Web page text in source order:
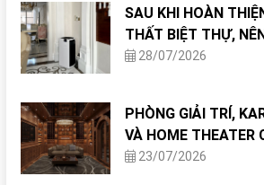
SAU KHI HOÀN
THẤT BIỆT THỰ,
CHẤT LƯỢNG
28/07/2026
PHÒNG GIẢI TRÍ,
VÀ HOME THEATER
PHÁP KHÔNG KHÍ GÌ?
23/07/2026